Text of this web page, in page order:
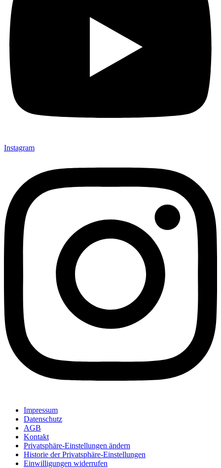
Instagram
Impressum
Datenschutz
AGB
Kontakt
Privatsphäre-Einstellungen ändern
Historie der Privatsphäre-Einstellungen
Einwilligungen widerrufen